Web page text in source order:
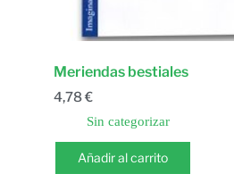
Meriendas bestiales
4,78€
Sin categorizar
Añadir al carrito